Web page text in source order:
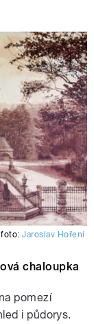
foto:Jaroslav Hoření
chaloupka
pomezí
i půdorys.